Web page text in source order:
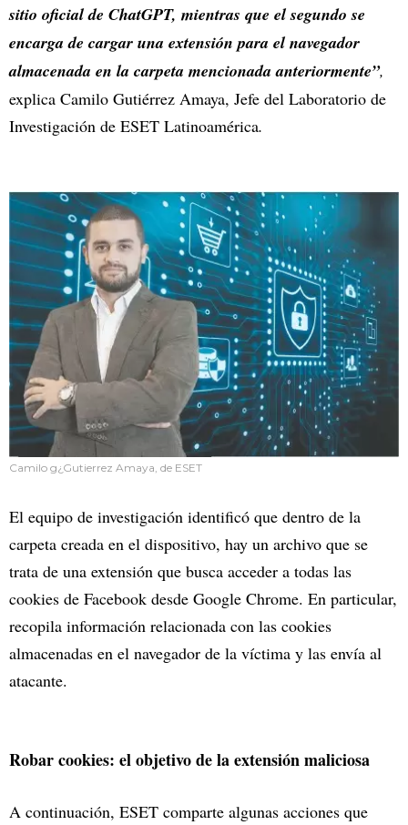
sitio oficial de ChatGPT, mientras que el segundo se
encarga de cargar una extensión para el navegador
almacenada en la carpeta mencionada anteriormente”,
explica Camilo Gutiérrez Amaya, Jefe del Laboratorio de
Investigación de ESET Latinoamérica.
Camilo g¿Gutierrez Amaya, de ESET
El equipo de investigación identificó que dentro de la
carpeta creada en el dispositivo, hay un archivo que se
trata de una extensión que busca acceder a todas las
cookies de Facebook desde Google Chrome. En particular,
recopila información relacionada con las cookies
almacenadas en el navegador de la víctima y las envía al
atacante.
Robar cookies: el objetivo de la extensión maliciosa
A continuación, ESET comparte algunas acciones que